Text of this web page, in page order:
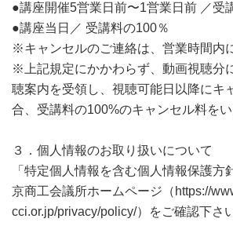
●講座開催5営業日前〜1営業日前 ／受
●講座当日／ 受講料の100％
※キャンセルのご連絡は、営業時間内
※上記規定にかかわらず、動画視聴分
聴案内を受領し、視聴可能日以降にキ
合、受講料の100%のキャンセル料をい
３．個人情報のお取り扱いについて
「特定個人情報を含む個人情報保護方
京商工会議所ホームページ（https://
cci.or.jp/privacy/policy/）をご確認下さ